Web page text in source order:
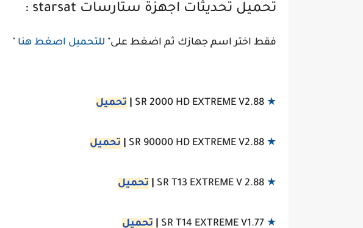
تحميل تحديثات اجهزة ستارسات starsat :
فقط اختر اسم جهازك ثم اضغط على" للتحميل اصغط هنا "
★
SR 2000 HD EXTREME V2.88 تحميل
★
SR 90000 HD EXTREME V2.88 تحميل
★
SR T13 EXTREME V 2.88 تحميل
★
SR T14 EXTREME V1.77 تحميل